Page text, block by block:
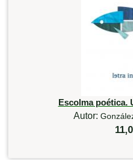
Escolma poética.
Autor: